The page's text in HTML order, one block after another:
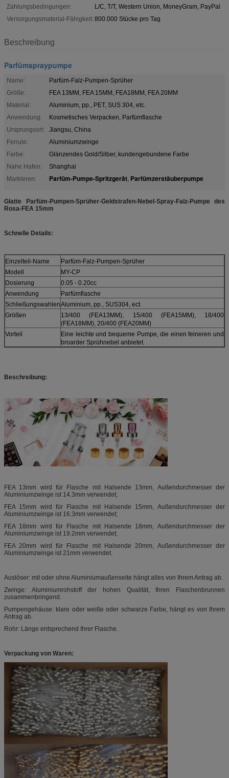
Zahlungsbedingungen:
L/C, T/T, Western Union, MoneyGram, PayPal
Versorgungsmaterial-Fähigkeit: 800.000 Stücke pro Tag
Beschreibung
Parfümspraypumpe
Name:
Parfüm-Falz-Pumpen-Sprüher
Größe:
FEA 13MM, FEA 15MM, FEA18MM, FEA 20MM
Material:
Aluminium, pp., PET, SUS 304, etc.
Anwendung:
Kosmetisches Verpacken, Parfümflasche
Ursprungsort:
Jiangsu, China
Ferrule:
Aluminiumzwinge
Farbe:
Glänzendes Gold/Silber, kundengebundene Farbe
Nahe Hafen:
Shanghai
Markieren:
Parfüm-Pumpe-Spritzgerät, Parfümzerstäuberpumpe
Glatte Parfüm-Pumpen-Sprüher-Geldstrafen-Nebel-Spray-Falz-Pumpe des
Rosa-FEA 15mm
Schnelle Details:
Einzelteil-Name
Parfüm-Falz-Pumpen-Sprüher
Modell
MY-CP
Dosierung
0.05 - 0.20cc
Anwendung
Parfümflasche
SchließungswahlenAluminium, pp., SUS304, ect.
Größen
13/400 (FEA13MM), 15/400 (FEA15MM), 18/400
(FEA18MM), 20/400 (FEA20MM)
Vorteil
Eine leichte und bequeme Pumpe, die einen feineren und
broarder Sprühnebel anbietet.
Beschreibung:
FEA 13mm wird für Flasche mit Halsende 13mm, Außendurchmesser der
Aluminiumzwinge ist 14.3mm verwendet;
FEA 15mm wird für Flasche mit Halsende 15mm, Außendurchmesser der
Aluminiumzwinge ist 16.3mm verwendet;
FEA 18mm wird für Flasche mit Halsende 18mm, Außendurchmesser der
Aluminiumzwinge ist 19.2mm verwendet;
FEA 20mm wird für Flasche mit Halsende 20mm, Außendurchmesser der
Aluminiumzwinge ist 21mm verwendet.
Auslöser: mit oder ohne Aluminiumaußenseite hängt alles von Ihrem Antrag ab.
Zwinge: Aluminiumrohstoff der hohen Qualität, Ihren Flaschenbrunnen
zusammenbringend.
Pumpengehäuse: klare oder weiße oder schwarze Farbe, hängt es von Ihrem
Antrag ab.
Rohr: Länge entsprechend Ihrer Flasche.
Verpackung von Waren: